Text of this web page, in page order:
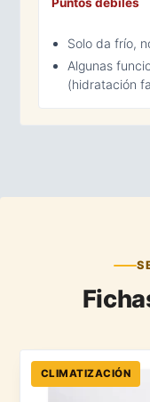
Solo da frío,
Algunas
(hidratación
CLIMATIZACIÓN